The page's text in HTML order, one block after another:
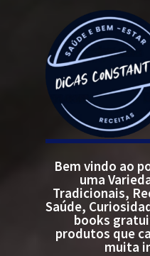
Bem vindo ao
uma
Tradicionais,
Saúde,
books
produtos que
muita